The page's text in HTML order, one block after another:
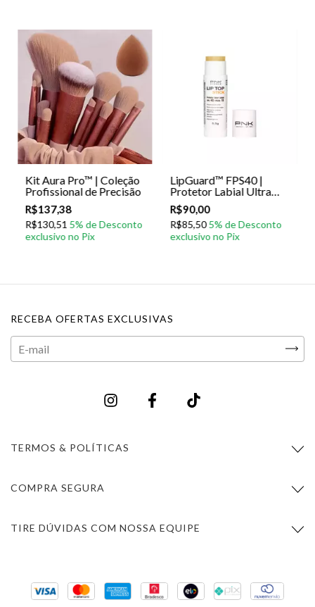
Kit Aura Pro™ | Coleção
Profissional de Precisão
R$137,38
R$130,51
LipGuard™ FPS40 |
Protetor Labial Ultra
Hidratante
R$90,00
R$85,50
RECEBA OFERTAS EXCLUSIVAS
TERMOS & POLÍTICAS
COMPRA SEGURA
TIRE DÚVIDAS COM NOSSA EQUIPE